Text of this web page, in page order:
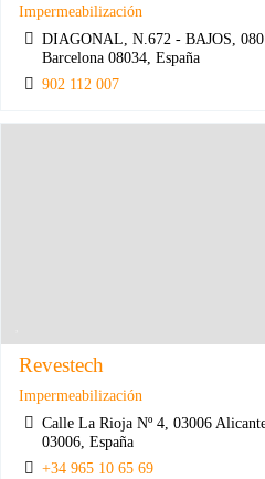
Impermeabilización
DIAGONAL, N.672 - BAJOS,
Barcelona 08034, España
902 112 007
Revestech
Impermeabilización
Calle La Rioja Nº 4, 03006
03006, España
+34 965 10 65 69